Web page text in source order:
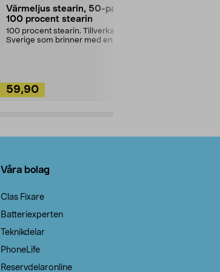
Värmeljus stearin, 50-pack,
100 procent stearin
100 procent stearin. Tillverkade i
Sverige som brinner med en
59,90
Våra bolag
Clas Fixare
Batteriexperten
Teknikdelar
PhoneLife
Reservdelaronline